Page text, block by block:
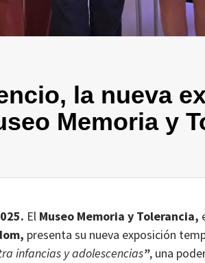
la nueva
Memoria y
El Museo Memoria y Tolerancia,
presenta su nueva exposición
infancias y adolescencias”, una